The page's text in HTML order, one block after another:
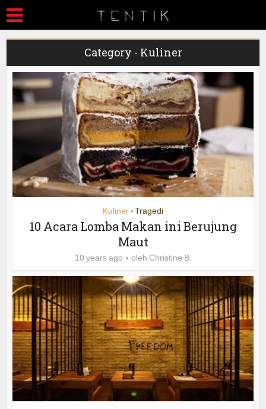
Category - Kuliner
Kuliner • Tragedi
10 Acara Lomba Makan ini Berujung
Maut
10 years ago oleh Christine B.